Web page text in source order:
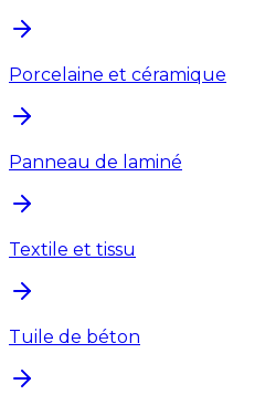
Porcelaine et céramique
Panneau de laminé
Textile et tissu
Tuile de béton